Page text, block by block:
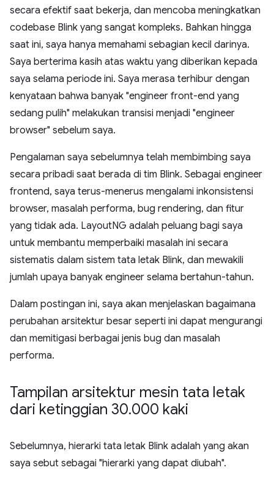
secara efektif saat bekerja, dan mencoba meningkatkan
codebase Blink yang sangat kompleks. Bahkan hingga
saat ini, saya hanya memahami sebagian kecil darinya.
Saya berterima kasih atas waktu yang diberikan kepada
saya selama periode ini. Saya merasa terhibur dengan
kenyataan bahwa banyak "engineer front-end yang
sedang pulih" melakukan transisi menjadi "engineer
browser" sebelum saya.
Pengalaman saya sebelumnya telah membimbing saya
secara pribadi saat berada di tim Blink. Sebagai engineer
frontend, saya terus-menerus mengalami inkonsistensi
browser, masalah performa, bug rendering, dan fitur
yang tidak ada. LayoutNG adalah peluang bagi saya
untuk membantu memperbaiki masalah ini secara
sistematis dalam sistem tata letak Blink, dan mewakili
jumlah upaya banyak engineer selama bertahun-tahun.
Dalam postingan ini, saya akan menjelaskan bagaimana
perubahan arsitektur besar seperti ini dapat mengurangi
dan memitigasi berbagai jenis bug dan masalah
performa.
Tampilan arsitektur mesin tata letak
dari ketinggian 30.000 kaki
Sebelumnya, hierarki tata letak Blink adalah yang akan
saya sebut sebagai "hierarki yang dapat diubah".